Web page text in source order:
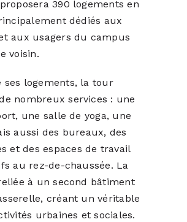
390 logements en
dédiés aux
aux usagers du campus
voisin.
ses logements, la tour
nombreux services : une
une salle de yoga, une
aussi des bureaux, des
et des espaces de travail
au rez-de-chaussée. La
à un second bâtiment
créant un véritable
urbaines et sociales.